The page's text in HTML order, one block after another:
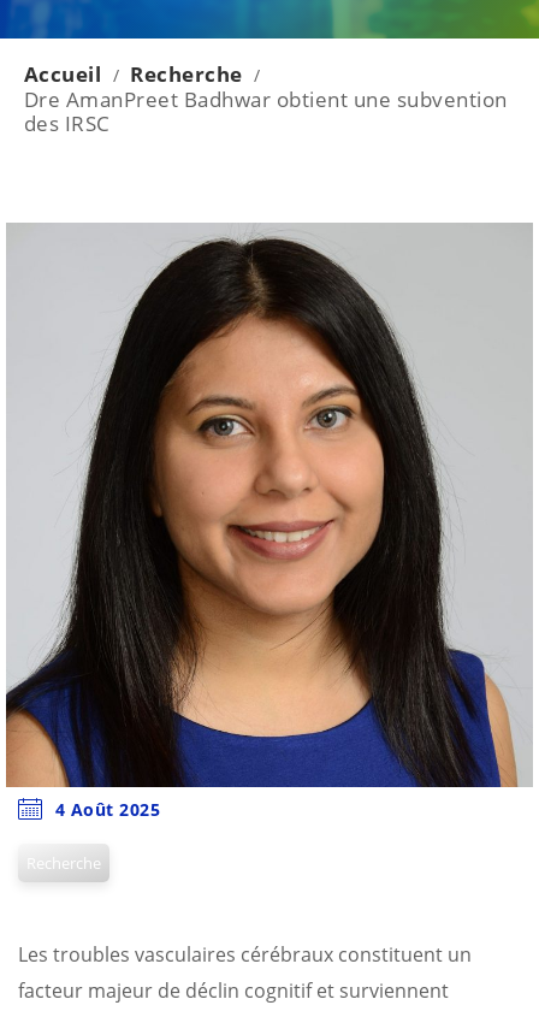
Accueil / Recherche /
Dre AmanPreet Badhwar obtient une subvention
des IRSC
4 Août 2025
Recherche
Les troubles vasculaires cérébraux constituent un
facteur majeur de déclin cognitif et surviennent